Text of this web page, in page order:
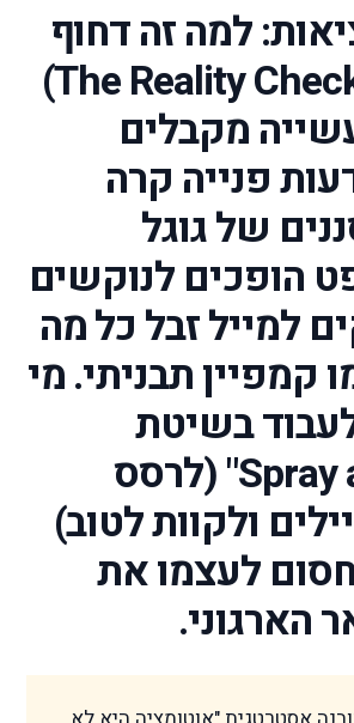
למה זה דחוף
עכשיו? (The Reality Check)
מקבלים
הודעות פנייה קרה
של גוגל
הופכים לנוקשים
למייל זבל כל מה
קמפיין תבניתי. מי
בשיטת
"Spray and Pray" (לרסס
מיילים ולקוות לטוב)
לעצמו את
הארגוני.